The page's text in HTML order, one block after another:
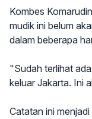
Kombes
mudik ini belum
dalam beberapa
"Sudah terlihat
keluar Jakarta. Ini
Catatan ini